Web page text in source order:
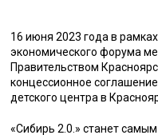
16 июня 2023 года в
экономического форума
Правительством
концессионное
детского центра в
«Сибирь 2.0.» станет